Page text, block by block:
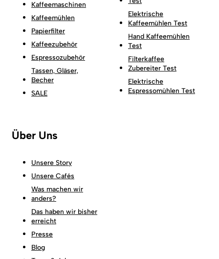
Kaffeemaschinen
Kaffeemühlen
Papierfilter
Kaffeezubehör
Espressozubehör
Tassen, Gläser,
Becher
SALE
Elektrische
Kaffeemühlen Test
Hand Kaffeemühlen
Test
Filterkaffee
Zubereiter Test
Elektrische
Espressomühlen Test
Über Uns
Unsere Story
Unsere Cafés
Was machen wir
anders?
Das haben wir bisher
erreicht
Presse
Blog